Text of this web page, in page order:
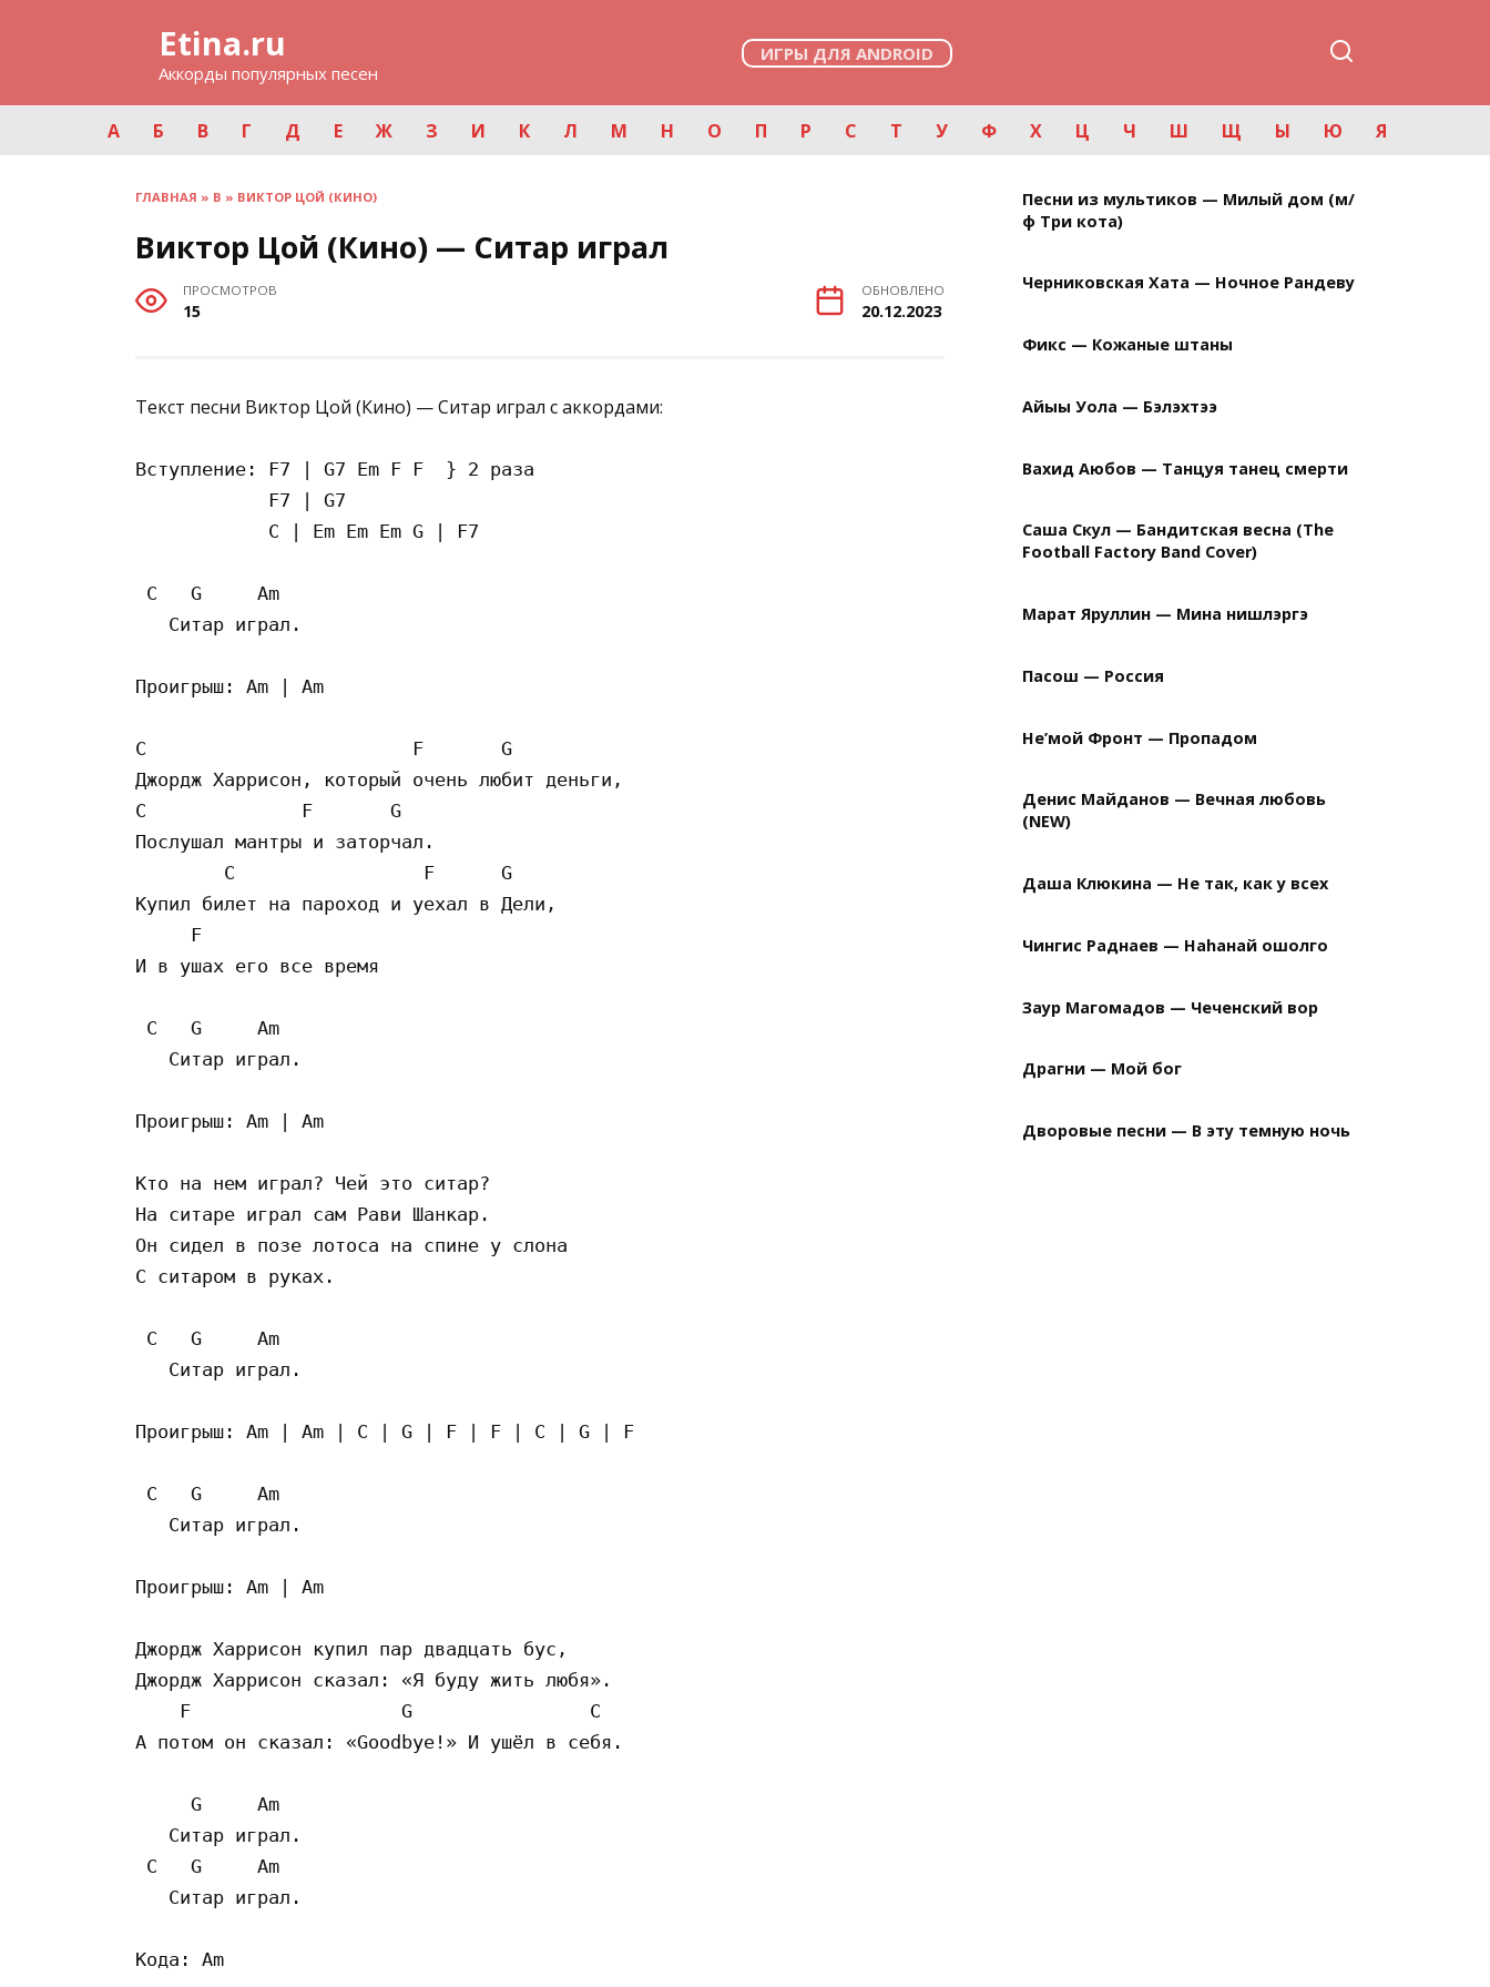
Etina.ru
Аккорды популярных песен
ИГРЫ ДЛЯ ANDROID
А Б В Г Д Е Ж З И К Л М Н О П Р С Т У Ф Х Ц Ч Ш Щ Ы Ю Я
ГЛАВНАЯ » В » ВИКТОР ЦОЙ (КИНО)
Виктор Цой (Кино) — Ситар играл
ПРОСМОТРОВ
15
ОБНОВЛЕНО
20.12.2023
Текст песни Виктор Цой (Кино) — Ситар играл с аккордами:
Вступление: F7 | G7 Em F F  } 2 раза
            F7 | G7
            C | Em Em Em G | F7
C   G     Am
   Ситар играл.
Проигрыш: Am | Am
C                        F       G
Джордж Харрисон, который очень любит деньги,
C              F       G
Послушал мантры и заторчал.
        C                 F      G
Купил билет на пароход и уехал в Дели,
     F
И в ушах его все время
C   G     Am
   Ситар играл.
Проигрыш: Am | Am
Кто на нем играл? Чей это ситар?
На ситаре играл сам Рави Шанкар.
Он сидел в позе лотоса на спине у слона
С ситаром в руках.
C   G     Am
   Ситар играл.
Проигрыш: Am | Am | C | G | F | F | C | G | F
C   G     Am
   Ситар играл.
Проигрыш: Am | Am
Джордж Харрисон купил пар двадцать бус,
Джордж Харрисон сказал: «Я буду жить любя».
    F                   G                C
А потом он сказал: «Goodbye!» И ушёл в себя.
     G     Am
   Ситар играл.
C   G     Am
   Ситар играл.
Песни из мультиков — Милый дом (м/
ф Три кота)
Черниковская Хата — Ночное Рандеву
Фикс — Кожаные штаны
Айыы Уола — Бэлэхтээ
Вахид Аюбов — Танцуя танец смерти
Саша Скул — Бандитская весна (The
Football Factory Band Cover)
Марат Яруллин — Мина нишлэргэ
Пасош — Россия
Не’мой Фронт — Пропадом
Денис Майданов — Вечная любовь
(NEW)
Даша Клюкина — Не так, как у всех
Чингис Раднаев — Наhанай ошолго
Заур Магомадов — Чеченский вор
Драгни — Мой бог
Дворовые песни — В эту темную ночь